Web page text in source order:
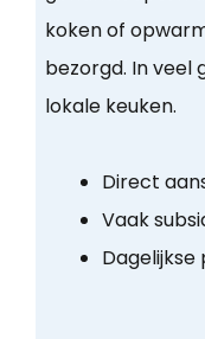
koken of
bezorgd. In veel
lokale keuken.
Direct
Vaak